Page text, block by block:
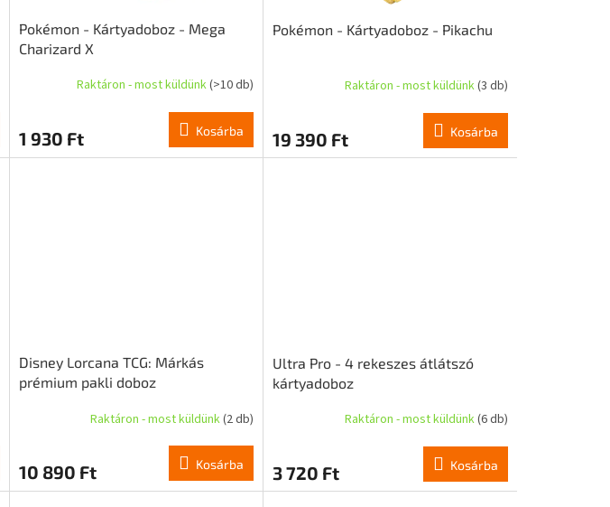
Pokémon - Kártyadoboz - Mega
Charizard X
Raktáron - most küldünk(>10 db)
1 930 Ft Kosárba
Pokémon - Kártyadoboz - Pikachu
Raktáron - most küldünk(3 db)
19 390 Ft Kosárba
Disney Lorcana TCG: Márkás
prémium pakli doboz
Raktáron - most küldünk(2 db)
10 890 Ft Kosárba
Ultra Pro - 4 rekeszes átlátszó
kártyadoboz
Raktáron - most küldünk(6 db)
3 720 Ft Kosárba